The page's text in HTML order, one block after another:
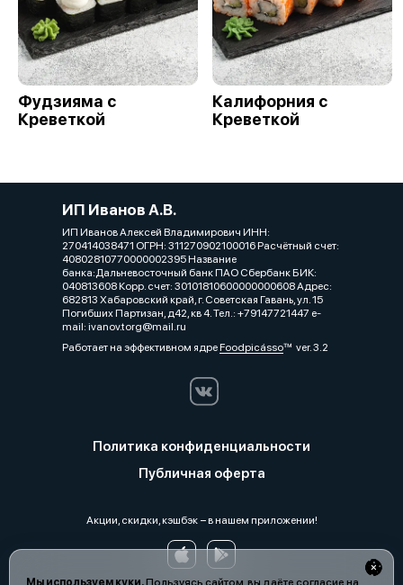
Мы используем куки.Пользуясь сайтом, вы даёте согласие на
Фудзияма с
Креветкой
Калифорния с
Креветкой
ИП Иванов А.В.
ИП Иванов Алексей Владимирович ИНН:
270414038471 ОГРН: 311270902100016 Расчётный счет:
40802810770000002395 Название
банка:Дальневосточный банк ПАО Сбербанк БИК:
040813608 Корр. счет: 30101810600000000608 Адрес:
682813 Хабаровский край, г. Советская Гавань, ул. 15
Погибших Партизан, д42, кв 4. Тел.: +79147721447 e-
mail: ivanov.torg@mail.ru
Работает на эффективном ядреFoodpicássover. 3.2
Политика конфиденциальности
Публичная оферта
Акции, скидки, кэшбэк − в нашем приложении!